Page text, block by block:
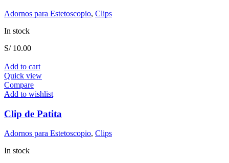
Adornos para Estetoscopio, Clips
In stock
S/10.00
Add to cart
Quick view
Compare
Add to wishlist
Clip de Patita
Adornos para Estetoscopio, Clips
In stock